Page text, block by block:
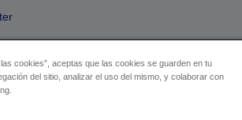
del vendedor Identificación de
cookies”, aceptas que las cookies se guarden en tu
del sitio, analizar el uso del mismo, y colaborar con